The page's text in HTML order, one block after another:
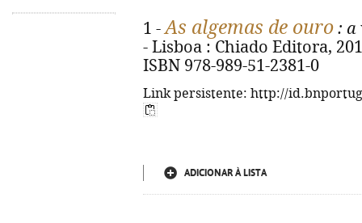
1 -As algemas de ouro : a
- Lisboa : Chiado Editora,
ISBN 978-989-51-2381-0
Link persistente: http://
ADICIONAR À LISTA